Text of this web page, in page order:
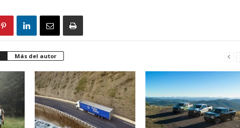
Más del autor